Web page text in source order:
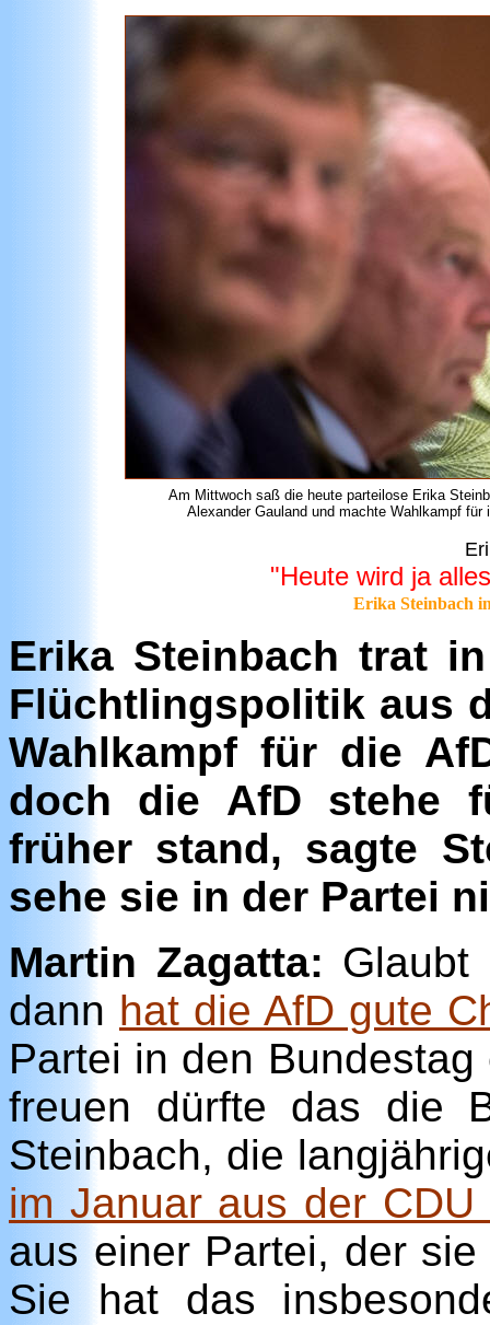
Am Mittwoch saß die heute parteilose Erika
Alexander Gauland und machte Wahlkampf
"Heute wird ja
Erika Steinbach
Erika Steinbach trat
Flüchtlingspolitik aus
Wahlkampf für die
doch die AfD stehe
früher stand, sagte
sehe sie in der Partei
Martin Zagatta: Glaubt
dann hat die AfD gute
Partei in den
freuen dürfte das die
Steinbach, die
im Januar aus der CDU
aus einer Partei, der
Sie hat das